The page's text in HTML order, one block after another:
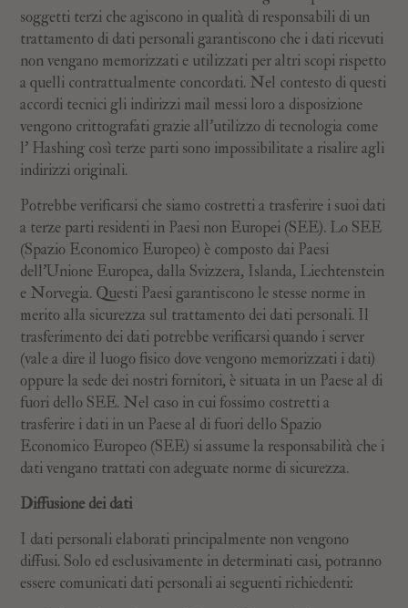
soggetti terzi che agiscono in qualità di responsabili di un
trattamento di dati personali garantiscono che i dati ricevuti
non vengano memorizzati e utilizzati per altri scopi rispetto
a quelli contrattualmente concordati. Nel contesto di questi
accordi tecnici gli indirizzi mail messi loro a disposizione
vengono crittografati grazie all’utilizzo di tecnologia come
l’ Hashing così terze parti sono impossibilitate a risalire agli
indirizzi originali.
Potrebbe verificarsi che siamo costretti a trasferire i suoi dati
a terze parti residenti in Paesi non Europei (SEE). Lo SEE
(Spazio Economico Europeo) è composto dai Paesi
dell’Unione Europea, dalla Svizzera, Islanda, Liechtenstein
e Norvegia. Questi Paesi garantiscono le stesse norme in
merito alla sicurezza sul trattamento dei dati personali. Il
trasferimento dei dati potrebbe verificarsi quando i server
(vale a dire il luogo fisico dove vengono memorizzati i dati)
oppure la sede dei nostri fornitori, è situata in un Paese al di
fuori dello SEE. Nel caso in cui fossimo costretti a
trasferire i dati in un Paese al di fuori dello Spazio
Economico Europeo (SEE) si assume la responsabilità che i
dati vengano trattati con adeguate norme di sicurezza.
Diffusione dei dati
I dati personali elaborati principalmente non vengono
diffusi. Solo ed esclusivamente in determinati casi, potranno
essere comunicati dati personali ai seguenti richiedenti: